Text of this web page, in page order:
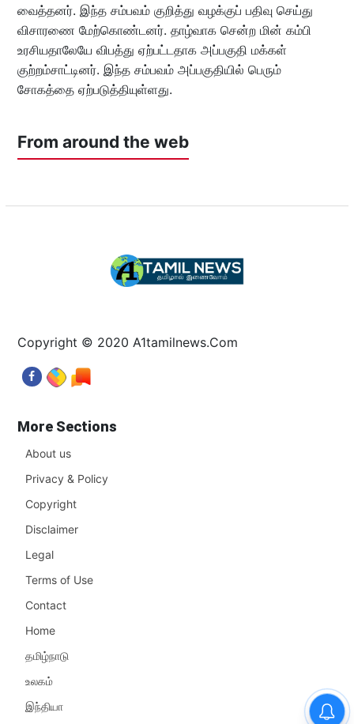
வைத்தனர். இந்த சம்பவம் குறித்து வழக்குப் பதிவு செய்து
விசாரணை மேற்கொண்டனர். தாழ்வாக சென்ற மின் கம்பி
உரசியதாலேயே விபத்து ஏற்பட்டதாக அப்பகுதி மக்கள்
குற்றம்சாட்டினர். இந்த சம்பவம் அப்பகுதியில் பெரும்
சோகத்தை ஏற்படுத்தியுள்ளது.
From around the web
Copyright © 2020 A1tamilnews.Com
More Sections
About us
Privacy & Policy
Copyright
Disclaimer
Legal
Terms of Use
Contact
Home
தமிழ்நாடு
உலகம்
இந்தியா